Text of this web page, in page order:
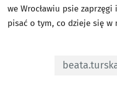
we Wrocławiu psie
pisać o tym, co dzieje się w
Adres e-